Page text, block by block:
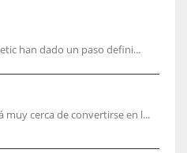
han dado un paso defini...
muy cerca de convertirse en l...